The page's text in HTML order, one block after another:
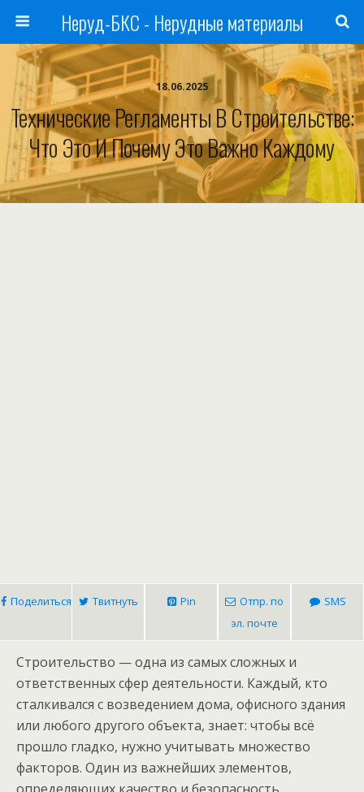
Неруд-БКС - Нерудные материалы
18.06.2025
Технические Регламенты В Строительстве:
Что Это И Почему Это Важно Каждому
Поделиться Твитнуть Pin
Отпр. по
эл. почте
SMS
Строительство — одна из самых сложных и
ответственных сфер деятельности. Каждый, кто
сталкивался с возведением дома, офисного здания
или любого другого объекта, знает: чтобы всё
прошло гладко, нужно учитывать множество
факторов. Один из важнейших элементов,